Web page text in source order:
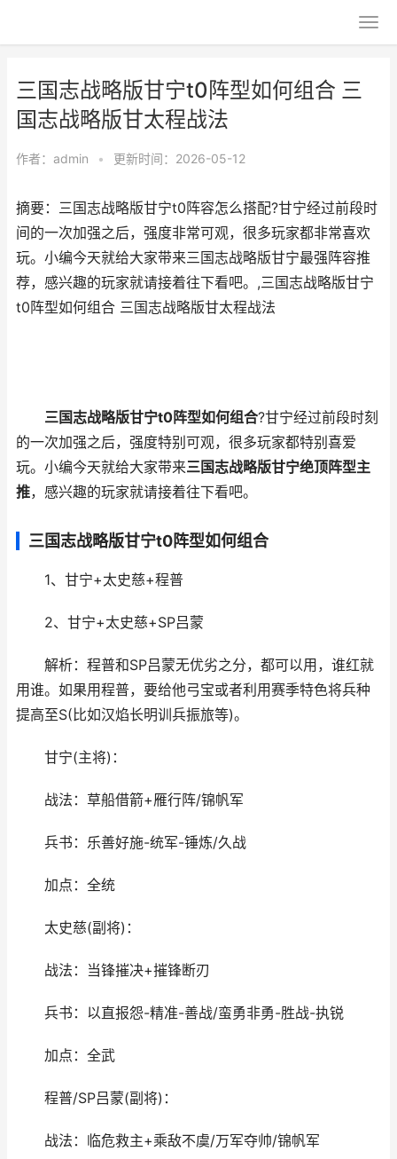
三国志战略版甘宁t0阵型如何组合 三
国志战略版甘太程战法
作者： admin • 更新时间：2026-05-12
摘要：三国志战略版甘宁t0阵容怎么搭配?甘宁经过前段时
间的一次加强之后，强度非常可观，很多玩家都非常喜欢
玩。小编今天就给大家带来三国志战略版甘宁最强阵容推
荐，感兴趣的玩家就请接着往下看吧。,三国志战略版甘宁
t0阵型如何组合 三国志战略版甘太程战法
三国志战略版甘宁t0阵型如何组合?甘宁经过前段时刻
的一次加强之后，强度特别可观，很多玩家都特别喜爱
玩。小编今天就给大家带来三国志战略版甘宁绝顶阵型主
推，感兴趣的玩家就请接着往下看吧。
三国志战略版甘宁t0阵型如何组合
1、甘宁+太史慈+程普
2、甘宁+太史慈+SP吕蒙
解析：程普和SP吕蒙无优劣之分，都可以用，谁红就
用谁。如果用程普，要给他弓宝或者利用赛季特色将兵种
提高至S(比如汉焰长明训兵振旅等)。
甘宁(主将)：
战法：草船借箭+雁行阵/锦帆军
兵书：乐善好施-统军-锤炼/久战
加点：全统
太史慈(副将)：
战法：当锋摧决+摧锋断刃
兵书：以直报怨-精准-善战/蛮勇非勇-胜战-执锐
加点：全武
程普/SP吕蒙(副将)：
战法：临危救主+乘敌不虞/万军夺帅/锦帆军